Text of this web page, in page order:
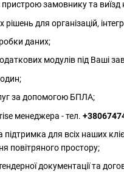
замовнику та виїзд
для організацій,
даних;
модулів під Ваші
за допомогою БПЛА;
менеджера - тел.
для всіх наших
повітряного простору;
документації та